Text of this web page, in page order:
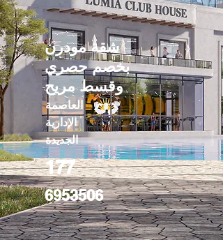
شقة مودرن
بخصم حصري
وقسط مريح
العاصمة
الإدارية
الجديدة
177
6953506